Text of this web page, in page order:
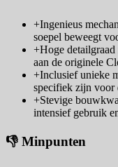
+Ingenieus
soepel beweegt
+Hoge
aan de originele
+Inclusief unieke
specifiek zijn voor
+Stevige
intensief gebruik
👎 Minpunten